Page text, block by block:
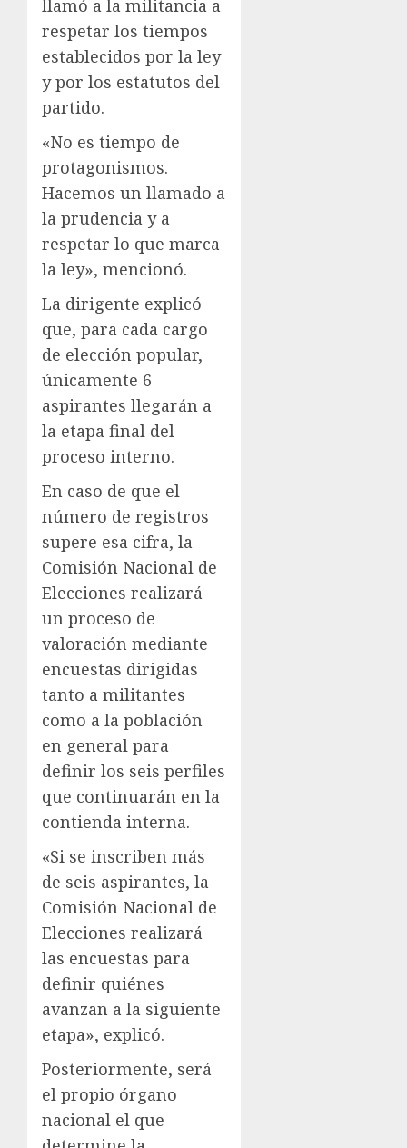
llamó a la militancia a
respetar los tiempos
establecidos por la ley
y por los estatutos del
partido.
«No es tiempo de
protagonismos.
Hacemos un llamado a
la prudencia y a
respetar lo que marca
la ley», mencionó.
La dirigente explicó
que, para cada cargo
de elección popular,
únicamente 6
aspirantes llegarán a
la etapa final del
proceso interno.
En caso de que el
número de registros
supere esa cifra, la
Comisión Nacional de
Elecciones realizará
un proceso de
valoración mediante
encuestas dirigidas
tanto a militantes
como a la población
en general para
definir los seis perfiles
que continuarán en la
contienda interna.
«Si se inscriben más
de seis aspirantes, la
Comisión Nacional de
Elecciones realizará
las encuestas para
definir quiénes
avanzan a la siguiente
etapa», explicó.
Posteriormente, será
el propio órgano
nacional el que